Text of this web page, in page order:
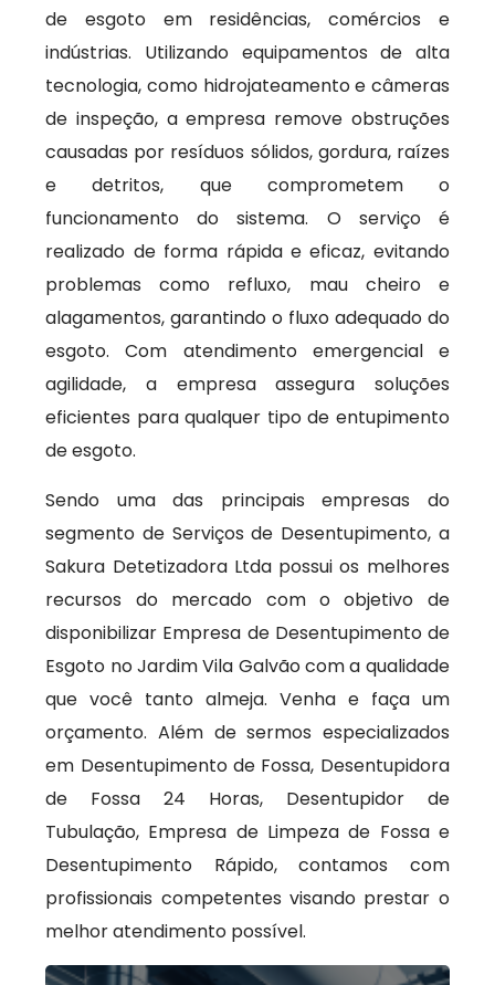
de esgoto em residências, comércios e
indústrias. Utilizando equipamentos de alta
tecnologia, como hidrojateamento e câmeras
de inspeção, a empresa remove obstruções
causadas por resíduos sólidos, gordura, raízes
e detritos, que comprometem o
funcionamento do sistema. O serviço é
realizado de forma rápida e eficaz, evitando
problemas como refluxo, mau cheiro e
alagamentos, garantindo o fluxo adequado do
esgoto. Com atendimento emergencial e
agilidade, a empresa assegura soluções
eficientes para qualquer tipo de entupimento
de esgoto.
Sendo uma das principais empresas do
segmento de Serviços de Desentupimento, a
Sakura Detetizadora Ltda possui os melhores
recursos do mercado com o objetivo de
disponibilizar Empresa de Desentupimento de
Esgoto no Jardim Vila Galvão com a qualidade
que você tanto almeja. Venha e faça um
orçamento. Além de sermos especializados
em Desentupimento de Fossa, Desentupidora
de Fossa 24 Horas, Desentupidor de
Tubulação, Empresa de Limpeza de Fossa e
Desentupimento Rápido, contamos com
profissionais competentes visando prestar o
melhor atendimento possível.